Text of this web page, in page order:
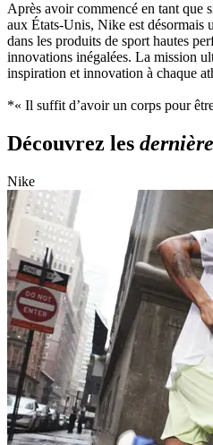
Après avoir commencé en tant que
aux États-Unis, Nike est désormais
dans les produits de sport hautes
innovations inégalées. La mission
inspiration et innovation à chaque
*« Il suffit d’avoir un corps pour
Découvrez les
Nike